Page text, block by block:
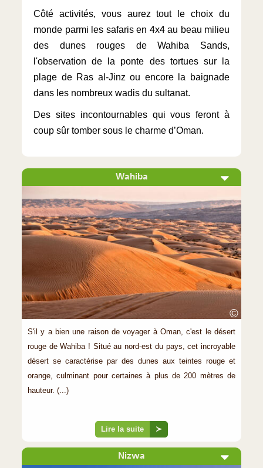
Côté activités, vous aurez tout le choix du
monde parmi les safaris en 4x4 au beau milieu
des dunes rouges de Wahiba Sands,
l'observation de la ponte des tortues sur la
plage de Ras al-Jinz ou encore la baignade
dans les nombreux wadis du sultanat.
Des sites incontournables qui vous feront à
coup sûr tomber sous le charme d’Oman.
Wahiba
©
S'il y a bien une raison de voyager à Oman, c'est le désert
rouge de Wahiba ! Situé au nord-est du pays, cet incroyable
désert se caractérise par des dunes aux teintes rouge et
orange, culminant pour certaines à plus de 200 mètres de
hauteur. (...)
Lire la suite ≻
Nizwa